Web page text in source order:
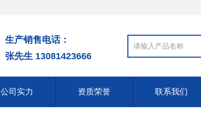
生产销售电话：
张先生 13081423666
公司实力 资质荣誉 联系我们